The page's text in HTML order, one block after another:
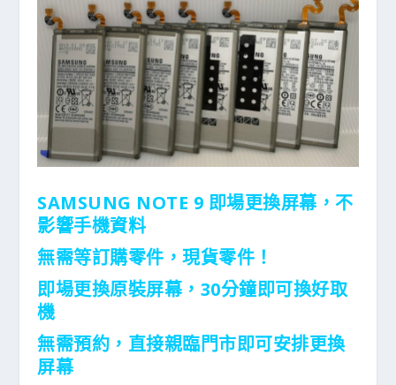
SAMSUNG NOTE 9 即場更換屏幕，不
影響手機資料
無需等訂購零件，現貨零件！
即場更換原裝屏幕，30分鐘即可換好取
機
無需預約，直接親臨門市即可安排更換
屏幕